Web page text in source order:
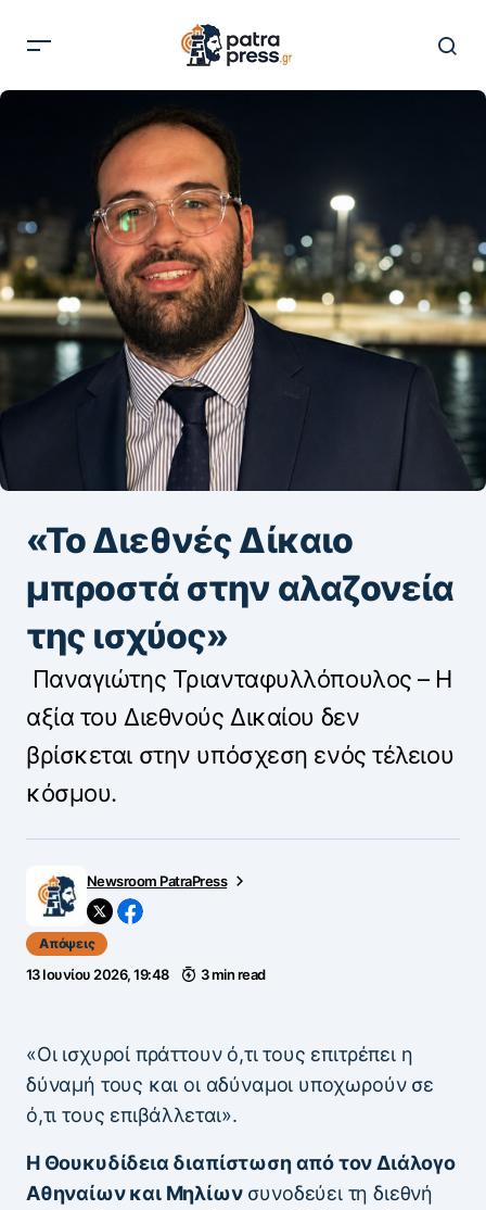
«Το Διεθνές Δίκαιο
μπροστά στην αλαζονεία
της ισχύος»
Παναγιώτης Τριανταφυλλόπουλος – Η
αξία του Διεθνούς Δικαίου δεν
βρίσκεται στην υπόσχεση ενός τέλειου
κόσμου.
Newsroom PatraPress
Απόψεις
13 Ιουνίου 2026, 19:48 3 min read
«Οι ισχυροί πράττουν ό,τι τους επιτρέπει η
δύναμή τους και οι αδύναμοι υποχωρούν σε
ό,τι τους επιβάλλεται».
Η Θουκυδίδεια διαπίστωση από τον Διάλογο
Αθηναίων και Μηλίωνσυνοδεύει τη διεθνή